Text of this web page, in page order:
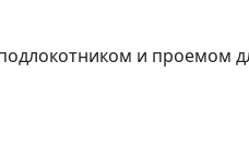
и проемом